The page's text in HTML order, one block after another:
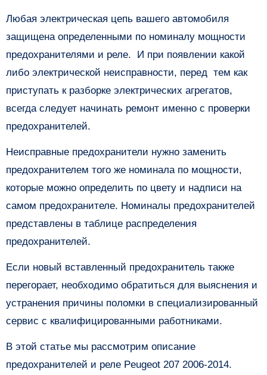
Любая электрическая цепь вашего автомобиля
защищена определенными по номиналу мощности
предохранителями и реле. И при появлении какой
либо электрической неисправности, перед тем как
приступать к разборке электрических агрегатов,
всегда следует начинать ремонт именно с проверки
предохранителей.
Неисправные предохранители нужно заменить
предохранителем того же номинала по мощности,
которые можно определить по цвету и надписи на
самом предохранителе. Номиналы предохранителей
представлены в таблице распределения
предохранителей.
Если новый вставленный предохранитель также
перегорает, необходимо обратиться для выяснения и
устранения причины поломки в специализированный
сервис с квалифицированными работниками.
В этой статье мы рассмотрим описание
предохранителей и реле Peugeot 207 2006-2014.